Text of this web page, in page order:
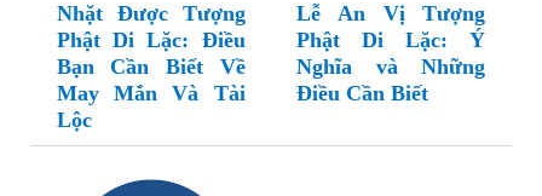
Nhặt Được Tượng
Phật Di Lặc: Điều
Bạn Cần Biết Về
May Mắn Và Tài
Lộc
Lễ An Vị Tượng
Phật Di Lặc: Ý
Nghĩa và Những
Điều Cần Biết